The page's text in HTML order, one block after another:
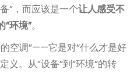
”，而应该是一个让人感受不
”环境”。
空调”——它是对”什么才是好
义。从”设备”到”环境”的转